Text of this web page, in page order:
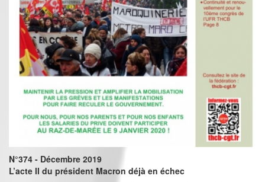
N°374 - Décembre 2019
L’acte II du président Macron déjà en échec